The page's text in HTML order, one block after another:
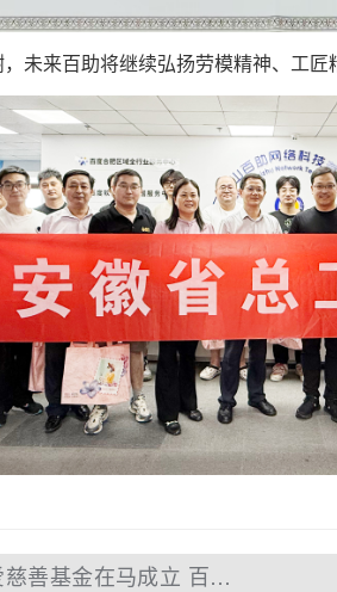
未来百助将继续弘扬劳模精神、工匠
上一篇：爱聚力-困难妇女“两癌”关爱慈善基金在马成立 百助捐赠首笔善资10万元